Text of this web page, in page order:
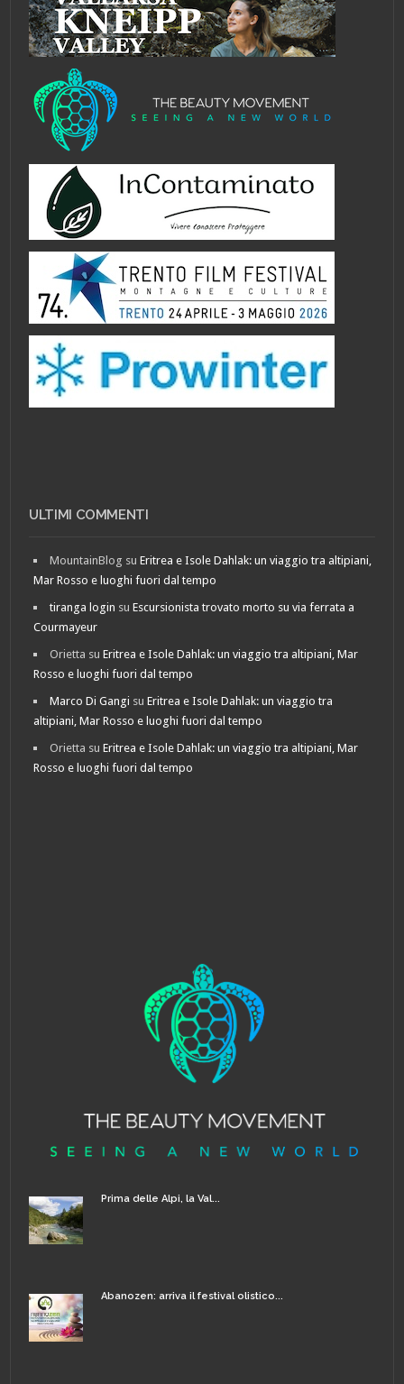
ULTIMI COMMENTI
MountainBlog suEritrea e Isole Dahlak: un viaggio tra altipiani,
Mar Rosso e luoghi fuori dal tempo
tiranga login suEscursionista trovato morto su via ferrata a
Courmayeur
Orietta suEritrea e Isole Dahlak: un viaggio tra altipiani, Mar
Rosso e luoghi fuori dal tempo
Marco Di Gangi suEritrea e Isole Dahlak: un viaggio tra
altipiani, Mar Rosso e luoghi fuori dal tempo
Orietta suEritrea e Isole Dahlak: un viaggio tra altipiani, Mar
Rosso e luoghi fuori dal tempo
Prima delle Alpi, la Val...
Abanozen: arriva il festival olistico...